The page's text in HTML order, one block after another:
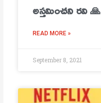
అస్తమించని రవి 🙏
READ MORE »
September 8, 2021